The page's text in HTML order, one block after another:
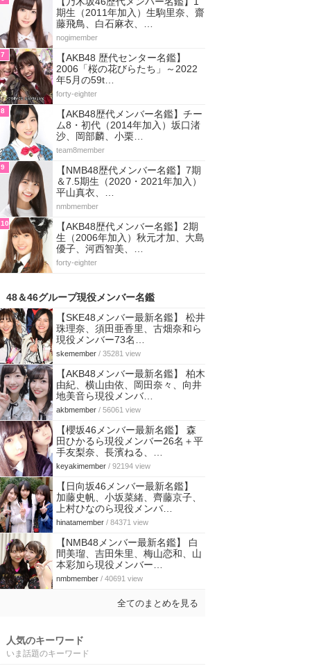
期生（2011年加入）生駒里奈、齋
藤飛鳥、白石麻衣、…
nogimember
7
【AKB48 歴代センター名鑑】
2006「桜の花びらたち」～2022
年5月の59t…
forty-eighter
8
【AKB48歴代メンバー名鑑】チー
ム8・初代（2014年加入）坂口渚
沙、岡部麟、小栗…
team8member
9
【NMB48歴代メンバー名鑑】7期
＆7.5期生（2020・2021年加入）
平山真衣、…
nmbmember
10
【AKB48歴代メンバー名鑑】2期
生（2006年加入）秋元才加、大島
優子、河西智美、…
forty-eighter
48＆46グループ現役メンバー名鑑
【SKE48メンバー最新名鑑】 松井
珠理奈、須田亜香里、古畑奈和ら
現役メンバー73名…
skemember / 35281 view
【AKB48メンバー最新名鑑】 柏木
由紀、横山由依、岡田奈々、向井
地美音ら現役メンバ…
akbmember / 56061 view
【櫻坂46メンバー最新名鑑】 森
田ひかるら現役メンバー26名＋平
手友梨奈、長濱ねる、…
keyakimember / 92194 view
【日向坂46メンバー最新名鑑】
加藤史帆、小坂菜緒、齊藤京子、
上村ひなのら現役メンバ…
hinatamember / 84371 view
【NMB48メンバー最新名鑑】 白
間美瑠、吉田朱里、梅山恋和、山
本彩加ら現役メンバー…
nmbmember / 40691 view
全てのまとめを見る
人気のキーワード
いま話題のキーワード